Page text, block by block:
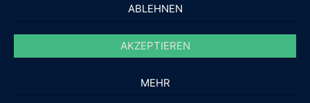
ABLEHNEN
AKZEPTIEREN
MEHR